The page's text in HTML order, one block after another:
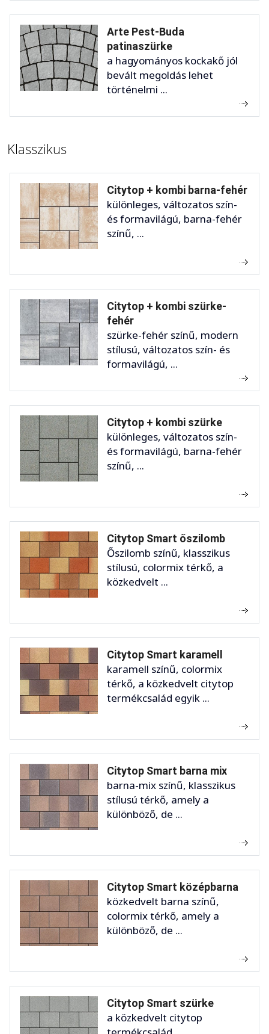
Arte Pest-Buda
patinaszürke
a hagyományos kockakő jól
bevált megoldás lehet
történelmi ...
Klasszikus
Citytop + kombi barna-fehér
különleges, változatos szín-
és formavilágú, barna-fehér
színű, ...
Citytop + kombi szürke-
fehér
szürke-fehér színű, modern
stílusú, változatos szín- és
formavilágú, ...
Citytop + kombi szürke
különleges, változatos szín-
és formavilágú, barna-fehér
színű, ...
Citytop Smart őszilomb
Őszilomb színű, klasszikus
stílusú, colormix térkő, a
közkedvelt ...
Citytop Smart karamell
karamell színű, colormix
térkő, a közkedvelt citytop
termékcsalád egyik ...
Citytop Smart barna mix
barna-mix színű, klasszikus
stílusú térkő, amely a
különböző, de ...
Citytop Smart középbarna
közkedvelt barna színű,
colormix térkő, amely a
különböző, de ...
Citytop Smart szürke
a közkedvelt citytop